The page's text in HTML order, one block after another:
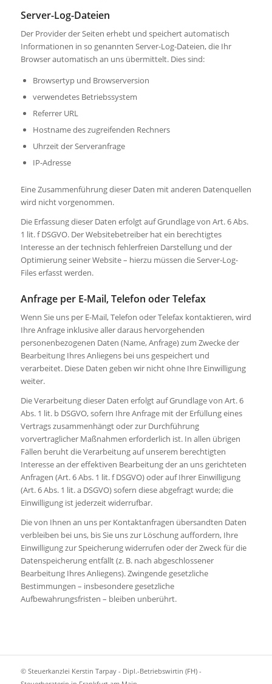
Server-Log-Dateien
Der Provider der Seiten erhebt und speichert automatisch
Informationen in so genannten Server-Log-Dateien, die Ihr
Browser automatisch an uns übermittelt. Dies sind:
Browsertyp und Browserversion
verwendetes Betriebssystem
Referrer URL
Hostname des zugreifenden Rechners
Uhrzeit der Serveranfrage
IP-Adresse
Eine Zusammenführung dieser Daten mit anderen Datenquellen
wird nicht vorgenommen.
Die Erfassung dieser Daten erfolgt auf Grundlage von Art. 6 Abs.
1 lit. f DSGVO. Der Websitebetreiber hat ein berechtigtes
Interesse an der technisch fehlerfreien Darstellung und der
Optimierung seiner Website – hierzu müssen die Server-Log-
Files erfasst werden.
Anfrage per E-Mail, Telefon oder Telefax
Wenn Sie uns per E-Mail, Telefon oder Telefax kontaktieren, wird
Ihre Anfrage inklusive aller daraus hervorgehenden
personenbezogenen Daten (Name, Anfrage) zum Zwecke der
Bearbeitung Ihres Anliegens bei uns gespeichert und
verarbeitet. Diese Daten geben wir nicht ohne Ihre Einwilligung
weiter.
Die Verarbeitung dieser Daten erfolgt auf Grundlage von Art. 6
Abs. 1 lit. b DSGVO, sofern Ihre Anfrage mit der Erfüllung eines
Vertrags zusammenhängt oder zur Durchführung
vorvertraglicher Maßnahmen erforderlich ist. In allen übrigen
Fällen beruht die Verarbeitung auf unserem berechtigten
Interesse an der effektiven Bearbeitung der an uns gerichteten
Anfragen (Art. 6 Abs. 1 lit. f DSGVO) oder auf Ihrer Einwilligung
(Art. 6 Abs. 1 lit. a DSGVO) sofern diese abgefragt wurde; die
Einwilligung ist jederzeit widerrufbar.
Die von Ihnen an uns per Kontaktanfragen übersandten Daten
verbleiben bei uns, bis Sie uns zur Löschung auffordern, Ihre
Einwilligung zur Speicherung widerrufen oder der Zweck für die
Datenspeicherung entfällt (z. B. nach abgeschlossener
Bearbeitung Ihres Anliegens). Zwingende gesetzliche
Bestimmungen – insbesondere gesetzliche
Aufbewahrungsfristen – bleiben unberührt.
© Steuerkanzlei Kerstin Tarpay - Dipl.-Betriebswirtin (FH) -